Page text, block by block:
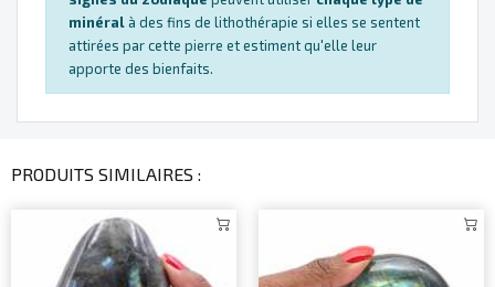
minéralà des fins de lithothérapie si elles se sentent
attirées par cette pierre et estiment qu'elle leur
apporte des bienfaits.
PRODUITS SIMILAIRES :